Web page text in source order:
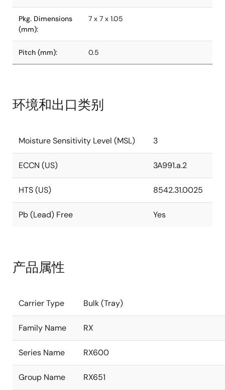
Pkg. Dimensions
(mm):
7 x 7 x 1.05
Pitch (mm): 0.5
环境和出口类别
Moisture Sensitivity Level (MSL) 3
ECCN (US) 3A991.a.2
HTS (US) 8542.31.0025
Pb (Lead) Free Yes
产品属性
Carrier Type Bulk (Tray)
Family Name RX
Series Name RX600
Group Name RX651